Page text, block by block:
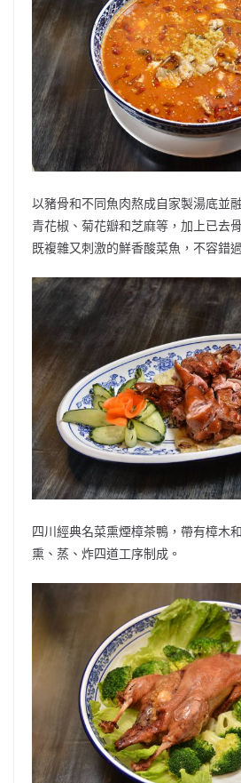
以豬骨和不同魚肉熬成自家製湯底並
青花椒、菊花瓣和芝麻等，加上已去
既複雜又刺激的鮮香酸菜魚，不容錯
四川經典名菜熏煙樟茶鴨，帶有樟木
熏、蒸、炸四道工序制成。